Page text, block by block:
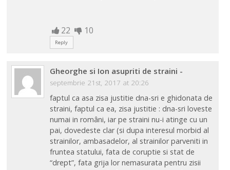
22 10
Reply
Gheorghe si Ion asupriti de straini -
septembrie 21st, 2017 at 20:26
faptul ca asa zisa justitie dna-sri e ghidonata de
straini, faptul ca ea, zisa justitie : dna-sri loveste
numai in români, iar pe straini nu-i atinge cu un
pai, dovedeste clar (si dupa interesul morbid al
strainilor, ambasadelor, al strainilor parveniti in
fruntea statului, fata de coruptie si stat de
“drept”, fata grija lor nemasurata pentru zisii